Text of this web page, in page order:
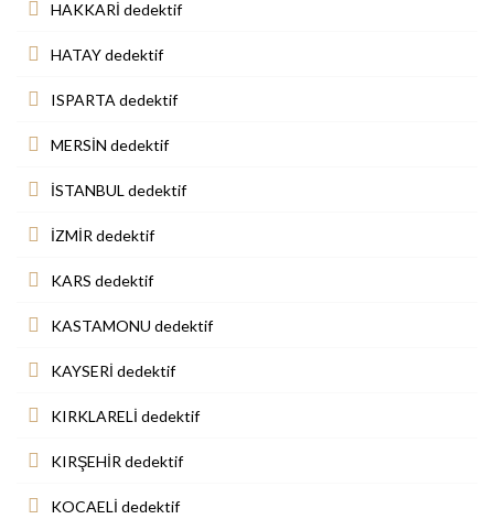
HAKKARİ dedektif
HATAY dedektif
ISPARTA dedektif
MERSİN dedektif
İSTANBUL dedektif
İZMİR dedektif
KARS dedektif
KASTAMONU dedektif
KAYSERİ dedektif
KIRKLARELİ dedektif
KIRŞEHİR dedektif
KOCAELİ dedektif